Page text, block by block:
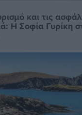
και τις
Η Σοφία Γυρίκη